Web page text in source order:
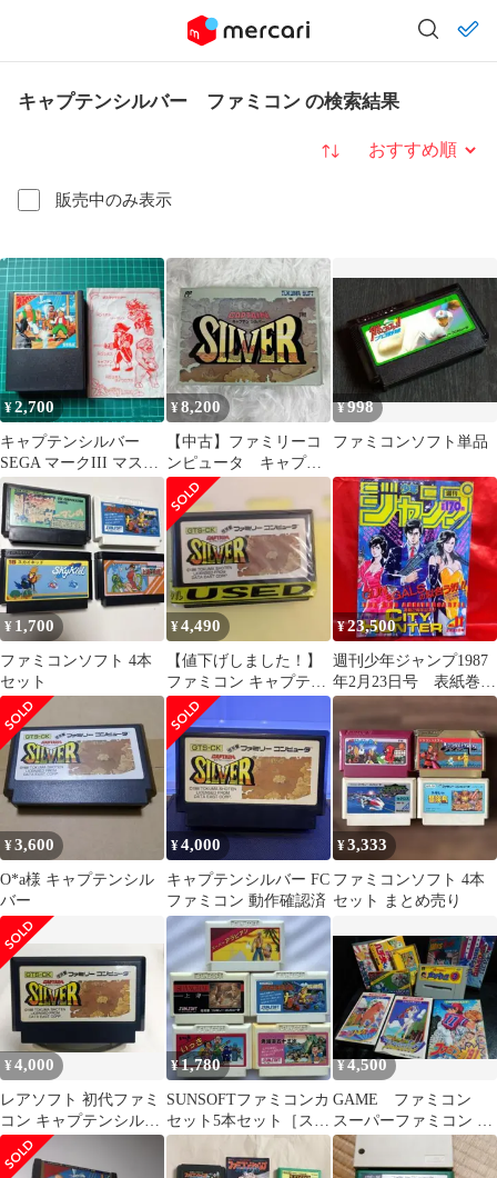
キャプテンシルバー ファミコン の検索結果
販売中のみ表示
並び替え
¥2,700
キャプテンシルバー
SEGA マークIII マスタ
ーシステム
¥8,200
【中古】ファミリーコ
ンピュータ キャプテ
ンシルバー
¥998
ファミコンソフト単品
¥ 1,700
ファミコンソフト 4本
セット
¥4,490
【値下げしました！】
ファミコン キャプテン
シルバー
¥23,500
週刊少年ジャンプ1987
年2月23日号 表紙巻頭
カラー！シティハンタ
ー●北条司
¥3,600
O*a様 キャプテンシル
バー
¥4,000
キャプテンシルバー FC
ファミコン 動作確認済
¥3,333
ファミコンソフト 4本
セット まとめ売り
¥4,000
レアソフト 初代ファミ
コン キャプテンシルバ
ー レトロゲーム 中古美
品
¥1,780
SUNSOFTファミコンカ
セット5本セット［スー
パーアラビアン他］
¥4,500
GAME ファミコン
スーパーファミコン ソ
フト １０本セット 当
時物 レア物